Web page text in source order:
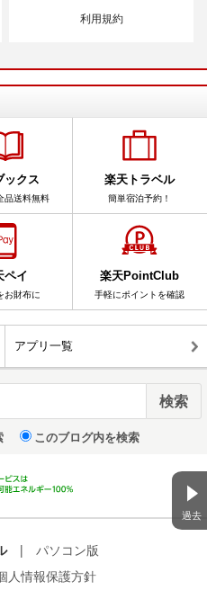
過去
利用規約
ックス
品送料無料
楽天トラベル
簡単宿泊予約！
ペイ
お財布に
楽天PointClub
手軽にポイントを確認
アプリ一覧
このブログ内を検索
|
パソコン版
人情報保護方針